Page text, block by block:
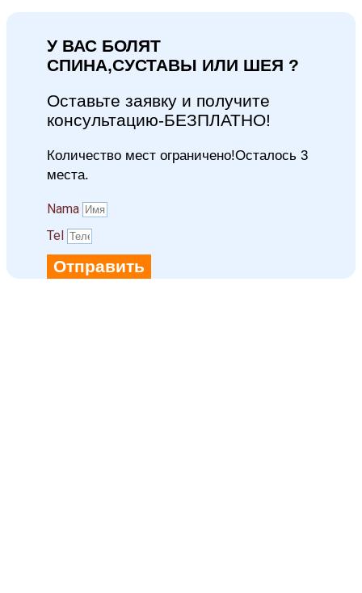
У ВАС БОЛЯТ
СПИНА,СУСТАВЫ ИЛИ ШЕЯ ?
Оставьте заявку и получите
консультацию-БЕЗПЛАТНО!
Количество мест ограничено!Осталось 3
места.
Namа
Tel
Отправить